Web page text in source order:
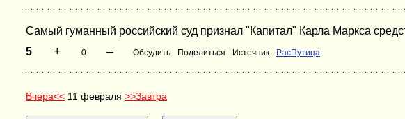
Самый гуманный российский суд признал "Капитал" Карла Маркса
5
+ 0 – Обсудить Поделиться Источник РасПутица
Вчера<< 11 февраля >>Завтра